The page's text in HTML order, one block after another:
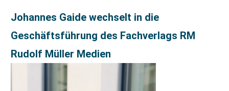
Johannes Gaide wechselt in die
Geschäftsführung des Fachverlags RM
Rudolf Müller Medien